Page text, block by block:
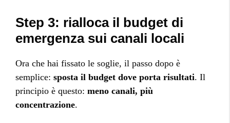
Step 3: rialloca il budget di
emergenza sui canali locali
Ora che hai fissato le soglie, il passo dopo è
semplice: sposta il budget dove porta risultati. Il
principio è questo: meno canali, più
concentrazione.